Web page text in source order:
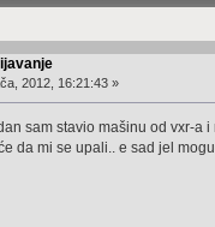
2012, 16:21:43 »
sam stavio mašinu od vxr-a
da mi se upali.. e sad jel